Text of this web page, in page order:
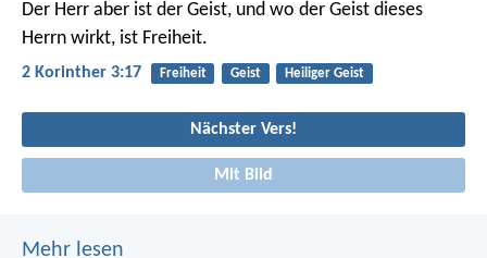
Der Herr aber ist der Geist, und wo der Geist dieses
Herrn wirkt, ist Freiheit.
2 Korinther 3:17 Freiheit Geist Heiliger Geist
Nächster Vers!
Mit Bild
Mehr lesen